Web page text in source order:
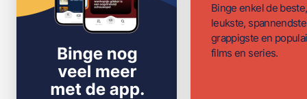
Binge enkel de beste,
leukste,
grappigste en
films en series.